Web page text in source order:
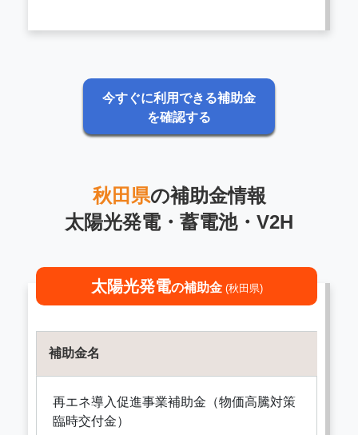
今すぐに利用できる補助金
を確認する
秋田県の補助金情報
太陽光発電・蓄電池・V2H
太陽光発電の補助金 (秋田県)
補助金名
再エネ導入促進事業補助金（物価高騰対策
臨時交付金）